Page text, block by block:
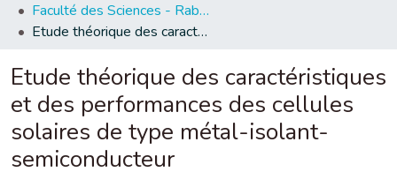
Faculté des Sciences - Rabat
Etude théorique des caractéristiques et des performances des cellules solaires de type métal-isolant-semiconducteur
Etude théorique des caractéristiques
et des performances des cellules
solaires de type métal-isolant-
semiconducteur